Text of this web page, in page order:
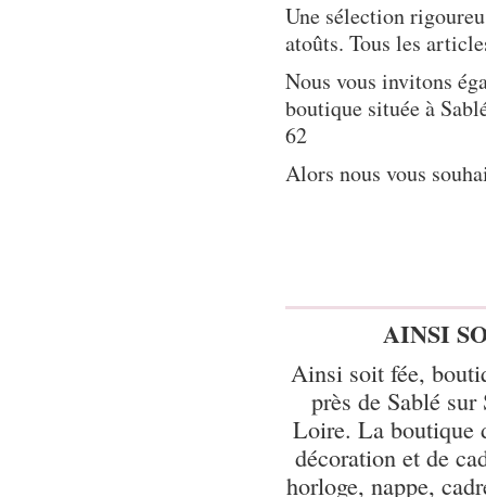
Une sélection
atoûts. Tous les
Nous vous invitons
boutique située à
62
Alors nous vous
AINSI
Ainsi soit fée,
près de Sablé
Loire. La boutique
décoration et de
horloge, nappe,